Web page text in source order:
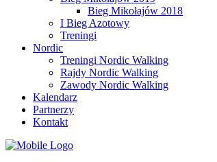
Bieg Mikołajów 2018
I Bieg Azotowy
Treningi
Nordic
Treningi Nordic Walking
Rajdy Nordic Walking
Zawody Nordic Walking
Kalendarz
Partnerzy
Kontakt